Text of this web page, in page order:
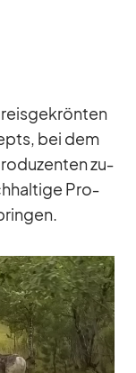
bei dem
zu­
Pro­